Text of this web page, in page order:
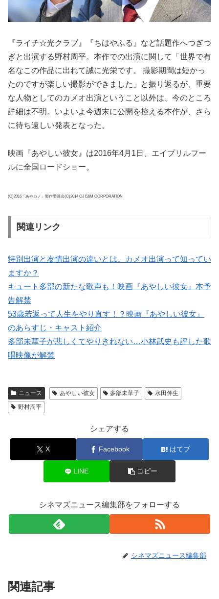
『ライチ☆光クラブ』『ちはやふる』など話題作へつぎつ
ぎと出演する野村周平。本作での出演に関して「世界で有
名なこの作品に出れて誠に光栄です。 撮影期間は短かっ
たのですが楽しい撮影ができました」と振り返るが、重要
な人物としてのカメオ出演ということ以外は、今のところ
詳細は不明。いよいよ今週末に公開を控える本作が、さら
に待ち遠しい発表となった。
映画『あやしい彼女』は2016年4月1日、エイプリルフー
ルに全国ロードショー。
(C)2016「あやカノ」製作委員会(C)2014 CJ E&M CORPORATION
関連リンク
特別出演と友情出演の違いとは。カメオ出演って知ってい
ますか？
キュート多部の新たな歌声も！映画『あやしい彼女』本予
告解禁
53歳若返って人生をやり直す！？映画『あやしい彼女』
のあらすじ・キャスト紹介
多部未華子が悲しくてやりきれない…小林武史も評した歌
唱映像が解禁
ニュース あやしい彼女 多部未華子
水田伸生
野村周平
シェアする
X Facebook はてブ
LINE コピー
シネマズニュース編集部をフォローする
シネマズニュース編集部
関連記事